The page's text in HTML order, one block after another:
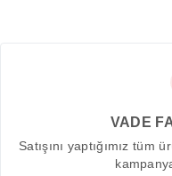
VADE
Satışını yaptığımız